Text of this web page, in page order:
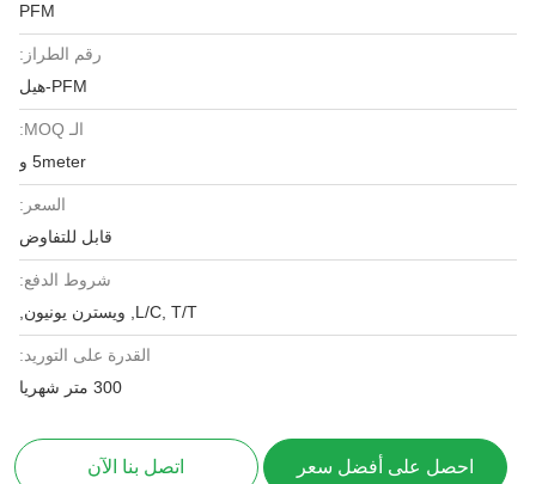
PFM
رقم الطراز:
PFM-هيل
الـ MOQ:
5meter و
السعر:
قابل للتفاوض
شروط الدفع:
L/C, T/T, ويسترن يونيون,
القدرة على التوريد:
300 متر شهريا
احصل على أفضل سعر اتصل بنا الآن